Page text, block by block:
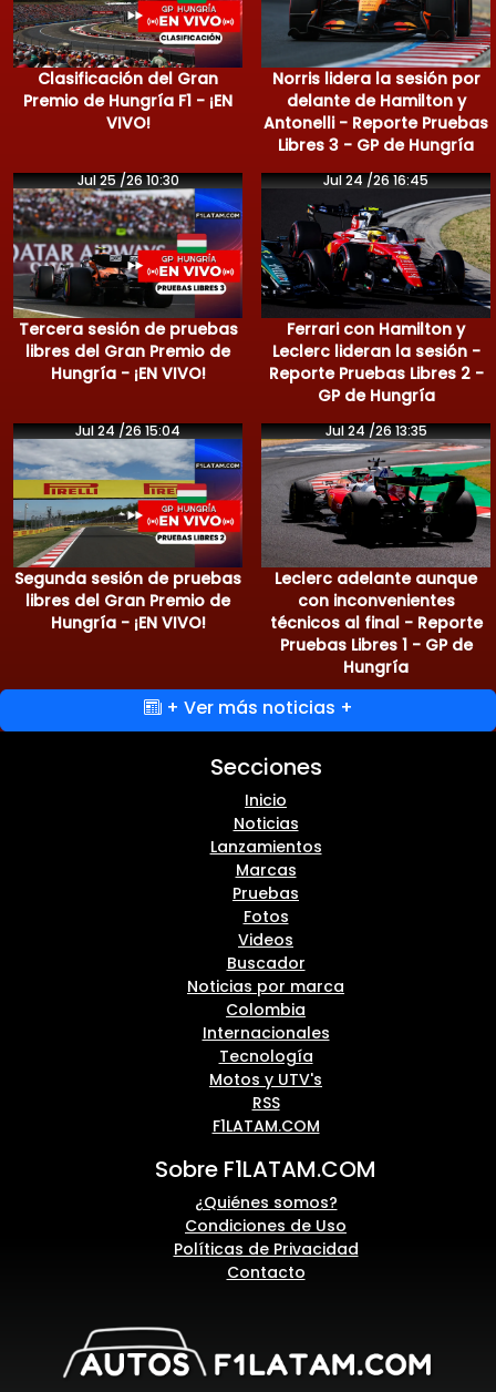
Clasificación del Gran
Premio de Hungría F1 - ¡EN
VIVO!
Norris lidera la sesión por
delante de Hamilton y
Antonelli - Reporte Pruebas
Libres 3 - GP de Hungría
Jul 25 /26 10:30
Tercera sesión de pruebas
libres del Gran Premio de
Hungría - ¡EN VIVO!
Jul 24 /26 16:45
Ferrari con Hamilton y
Leclerc lideran la sesión -
Reporte Pruebas Libres 2 -
GP de Hungría
Jul 24 /26 15:04
Segunda sesión de pruebas
libres del Gran Premio de
Hungría - ¡EN VIVO!
Jul 24 /26 13:35
Leclerc adelante aunque
con inconvenientes
técnicos al final - Reporte
Pruebas Libres 1 - GP de
Hungría
+ Ver más noticias +
Secciones
Inicio
Noticias
Lanzamientos
Marcas
Pruebas
Fotos
Videos
Buscador
Noticias por marca
Colombia
Internacionales
Tecnología
Motos y UTV's
RSS
F1LATAM.COM
Sobre F1LATAM.COM
¿Quiénes somos?
Condiciones de Uso
Políticas de Privacidad
Contacto